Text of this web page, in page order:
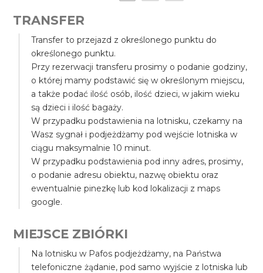
TRANSFER
Transfer to przejazd z określonego punktu do
określonego punktu.
Przy rezerwacji transferu prosimy o podanie godziny,
o której mamy podstawić się w określonym miejscu,
a także podać ilość osób, ilość dzieci, w jakim wieku
są dzieci i ilość bagaży.
W przypadku podstawienia na lotnisku, czekamy na
Wasz sygnał i podjeżdżamy pod wejście lotniska w
ciągu maksymalnie 10 minut.
W przypadku podstawienia pod inny adres, prosimy,
o podanie adresu obiektu, nazwę obiektu oraz
ewentualnie pinezkę lub kod lokalizacji z maps
google.
MIEJSCE ZBIÓRKI
Na lotnisku w Pafos podjeżdżamy, na Państwa
telefoniczne żądanie, pod samo wyjście z lotniska lub